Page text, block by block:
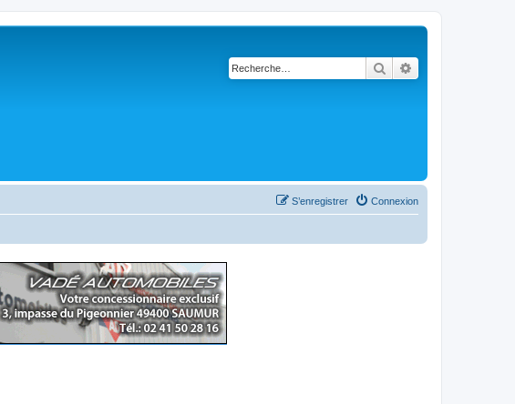
Rechercher
Connexion
S’enregistrer